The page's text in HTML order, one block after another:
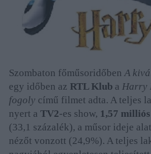
Szombaton főműsoridőben A
egy időben az RTL Klub a Harry
fogoly című filmet adta. A teljes
nyert a TV2-es show, 1,57
(33,1 százalék), a műsor ideje
nézőt vonzott (24,9%). A teljes